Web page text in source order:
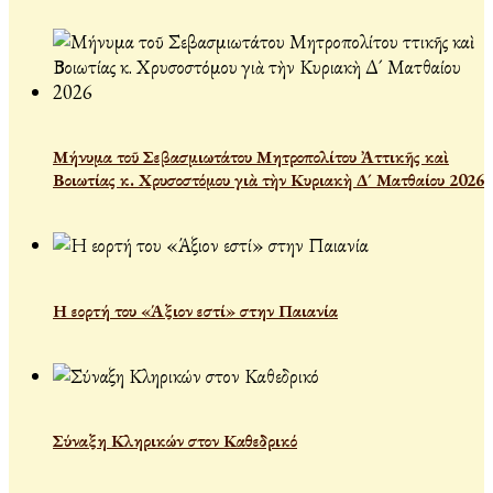
Μήνυμα τοῦ Σεβασμιωτάτου Μητροπολίτου Ἀττικῆς καὶ
Βοιωτίας κ. Χρυσοστόμου γιὰ τὴν Κυριακὴ Δ´ Ματθαίου 2026
Η εορτή του «Άξιον εστί» στην Παιανία
Σύναξη Κληρικών στον Καθεδρικό